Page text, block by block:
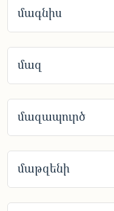
մագնիս
մազ
մազապուրծ
մաթզենի